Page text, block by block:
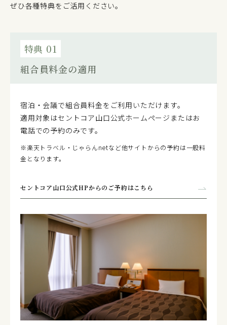
社会貢献活動
ぜひ各種特典をご活用ください。
特典 01
組合員料金の適用
宿泊・会議で組合員料金をご利用いただけます。
適用対象はセントコア山口公式ホームページまたはお
電話での予約のみです。
※楽天トラベル・じゃらんnetなど他サイトからの予約は一般料
金となります。
セントコア山口公式HPからのご予約はこちら